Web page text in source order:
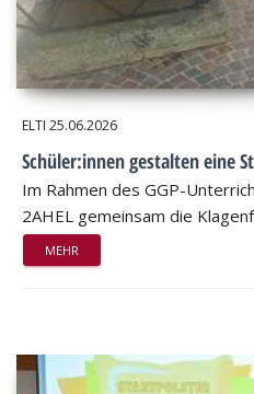
ELTI 25.06.2026
Schüler:innen gestalten eine
Im Rahmen des GGP-
2AHEL gemeinsam die
MEHR